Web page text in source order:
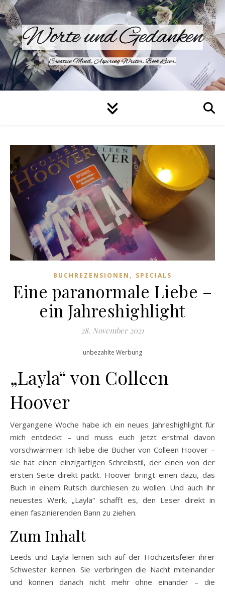
Worte und Gedanken
Creative Mind. Aspiring Writer. Book Lover.
BUCHREZENSIONEN , SPECIALS
Eine paranormale Liebe –
ein Jahreshighlight
28. November 2021
unbezahlte Werbung
„Layla“ von Colleen
Hoover
Vergangene Woche habe ich ein neues Jahreshighlight für
mich entdeckt – und muss euch jetzt erstmal davon
vorschwärmen! Ich liebe die Bücher von Colleen Hoover –
sie hat einen einzigartigen Schreibstil, der einen von der
ersten Seite direkt packt. Hoover bringt einen dazu, das
Buch in einem Rutsch durchlesen zu wollen. Und auch ihr
neuestes Werk, „Layla“ schafft es, den Leser direkt in
einen faszinierenden Bann zu ziehen.
Zum Inhalt
Leeds und Layla lernen sich auf der Hochzeitsfeier ihrer
Schwester kennen. Sie verbringen die Nacht miteinander
und können danach nicht mehr ohne einander – die